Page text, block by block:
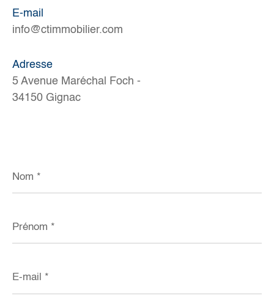
E-mail
info@ctimmobilier.com
Adresse
5 Avenue Maréchal Foch -
34150 Gignac
*
*
mail